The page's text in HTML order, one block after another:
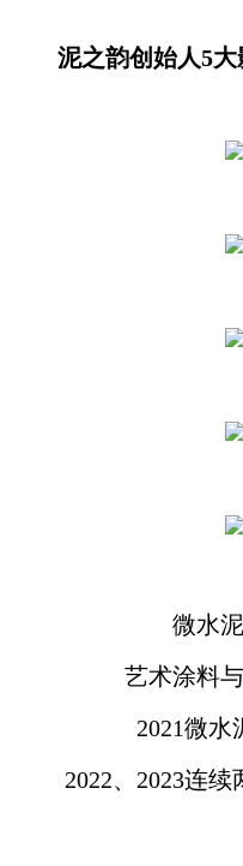
泥之韵创始人5大
微水泥
艺术涂料与
2021微水
2022、2023连续